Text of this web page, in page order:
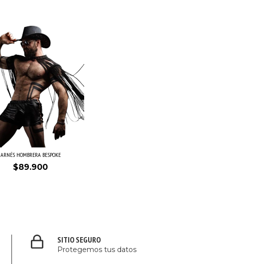
ARNÉS HOMBRERA BESPOKE
$89.900
SITIO SEGURO
Protegemos tus datos